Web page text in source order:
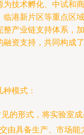
为技术孵化、中试和商
临港新片区等重点区域
整产业链支持体系，加
融资支持，共同构成了
模式：
的形式，将实验室成
由具备生产、市场能